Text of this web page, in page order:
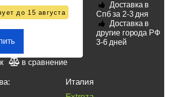
до 15 августа
в сравнение
Италия
Доставка в
Спб за 2-3 дня
Доставка в
другие города РФ
3-6 дней